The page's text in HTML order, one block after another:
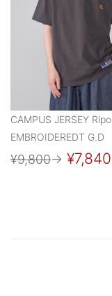
CAMPUS JERSEY Ripo
EMBROIDEREDT G.D
¥9,800→ ¥7,840